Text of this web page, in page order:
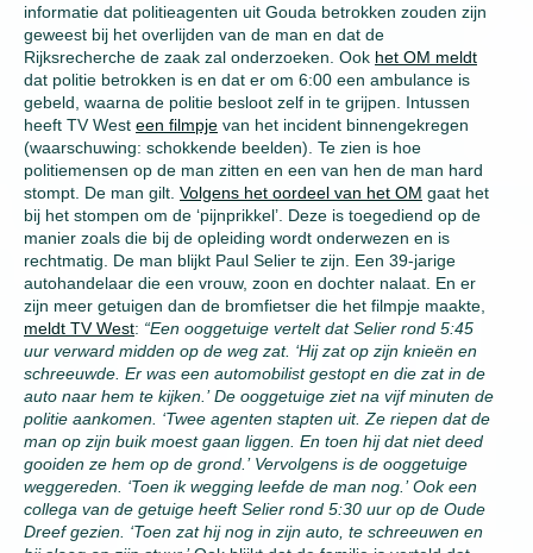
informatie dat politieagenten uit Gouda betrokken zouden zijn
geweest bij het overlijden van de man en dat de
Rijksrecherche de zaak zal onderzoeken. Ook het OM meldt
dat politie betrokken is en dat er om 6:00 een ambulance is
gebeld, waarna de politie besloot zelf in te grijpen. Intussen
heeft TV West een filmpje van het incident binnengekregen
(waarschuwing: schokkende beelden). Te zien is hoe
politiemensen op de man zitten en een van hen de man hard
stompt. De man gilt. Volgens het oordeel van het OM gaat het
bij het stompen om de ‘pijnprikkel’. Deze is toegediend op de
manier zoals die bij de opleiding wordt onderwezen en is
rechtmatig. De man blijkt Paul Selier te zijn. Een 39-jarige
autohandelaar die een vrouw, zoon en dochter nalaat. En er
zijn meer getuigen dan de bromfietser die het filmpje maakte,
meldt TV West: “Een ooggetuige vertelt dat Selier rond 5:45
uur verward midden op de weg zat. ‘Hij zat op zijn knieën en
schreeuwde. Er was een automobilist gestopt en die zat in de
auto naar hem te kijken.’ De ooggetuige ziet na vijf minuten de
politie aankomen. ‘Twee agenten stapten uit. Ze riepen dat de
man op zijn buik moest gaan liggen. En toen hij dat niet deed
gooiden ze hem op de grond.’ Vervolgens is de ooggetuige
weggereden. ‘Toen ik wegging leefde de man nog.’ Ook een
collega van de getuige heeft Selier rond 5:30 uur op de Oude
Dreef gezien. ‘Toen zat hij nog in zijn auto, te schreeuwen en